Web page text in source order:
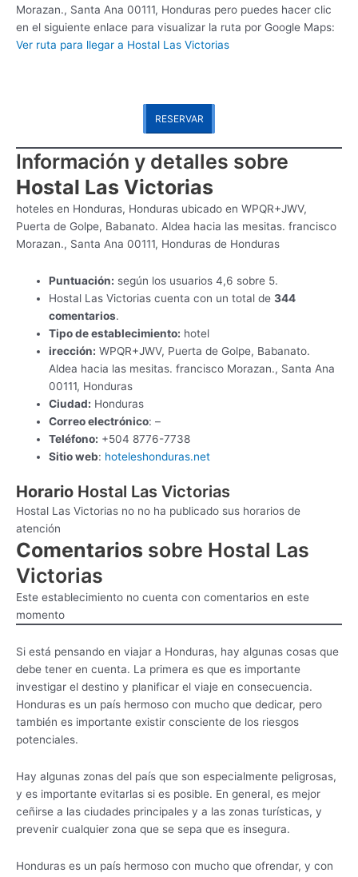
Morazan., Santa Ana 00111, Honduras pero puedes hacer clic
en el siguiente enlace para visualizar la ruta por Google Maps:
Ver ruta para llegar a Hostal Las Victorias
RESERVAR
Información y detalles sobre
Hostal Las Victorias
hoteles en Honduras, Honduras ubicado en WPQR+JWV,
Puerta de Golpe, Babanato. Aldea hacia las mesitas. francisco
Morazan., Santa Ana 00111, Honduras de Honduras
Puntuación: según los usuarios 4,6 sobre 5.
Hostal Las Victorias cuenta con un total de344
comentarios.
Tipo de establecimiento: hotel
irección: WPQR+JWV, Puerta de Golpe, Babanato.
Aldea hacia las mesitas. francisco Morazan., Santa Ana
00111, Honduras
Ciudad: Honduras
Correo electrónico: –
Teléfono: +504 8776-7738
Sitio web: hoteleshonduras.net
Horario Hostal Las Victorias
Hostal Las Victorias no no ha publicado sus horarios de
atención
Comentarios sobre Hostal Las
Victorias
Este establecimiento no cuenta con comentarios en este
momento
Si está pensando en viajar a Honduras, hay algunas cosas que
debe tener en cuenta. La primera es que es importante
investigar el destino y planificar el viaje en consecuencia.
Honduras es un país hermoso con mucho que dedicar, pero
también es importante existir consciente de los riesgos
potenciales.
Hay algunas zonas del país que son especialmente peligrosas,
y es importante evitarlas si es posible. En general, es mejor
ceñirse a las ciudades principales y a las zonas turísticas, y
prevenir cualquier zona que se sepa que es insegura.
Honduras es un país hermoso con mucho que ofrendar, y con